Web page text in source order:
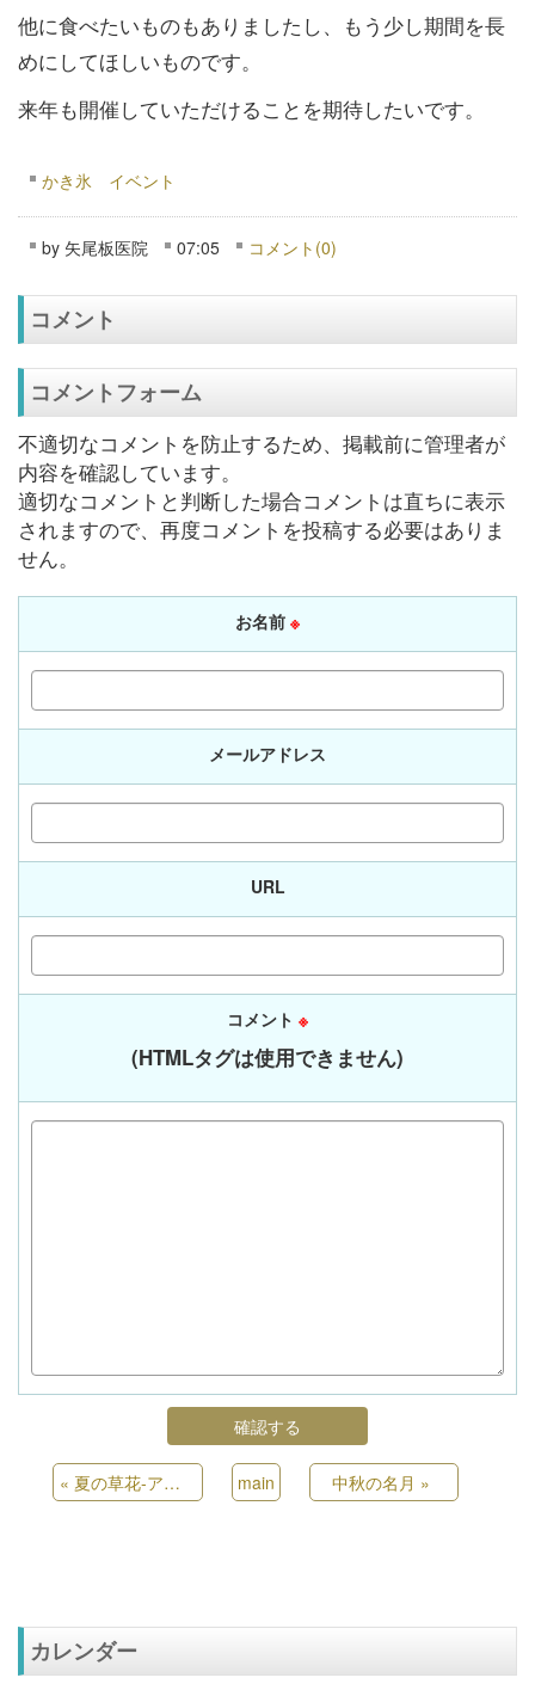
他に食べたいものもありましたし、もう少し期間を長
めにしてほしいものです。
来年も開催していただけることを期待したいです。
かき氷 イベント
by 矢尾板医院 07:05 コメント(0)
コメント
コメントフォーム
不適切なコメントを防止するため、掲載前に管理者が
内容を確認しています。
適切なコメントと判断した場合コメントは直ちに表示
されますので、再度コメントを投稿する必要はありま
せん。
お名前 ※
メールアドレス
URL
コメント ※
(HTMLタグは使用できません)
« 夏の草花-アキノキリンソウとかき氷展 main 中秋の名月 »
カレンダー